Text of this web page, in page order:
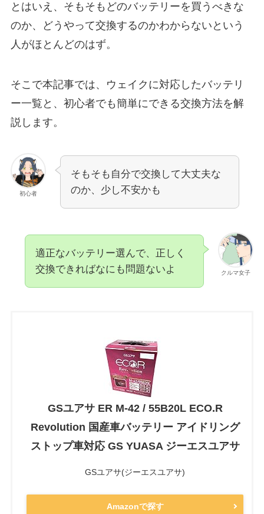
とはいえ、そもそもどのバッテリーを買うべきな
のか、どうやって交換するのかわからないという
人がほとんどのはず。
そこで本記事では、ウェイクに対応したバッテリ
ー一覧と、初心者でも簡単にできる交換方法を解
説します。
初心者
そもそも自分で交換して大丈夫な
のか、少し不安かも
クルマ女子
適正なバッテリー選んで、正しく
交換できればなにも問題ないよ
GSユアサ ER M-42 / 55B20L ECO.R
Revolution 国産車バッテリー アイドリング
ストップ車対応 GS YUASA ジーエスユアサ
GSユアサ(ジーエスユアサ)
Amazonで探す